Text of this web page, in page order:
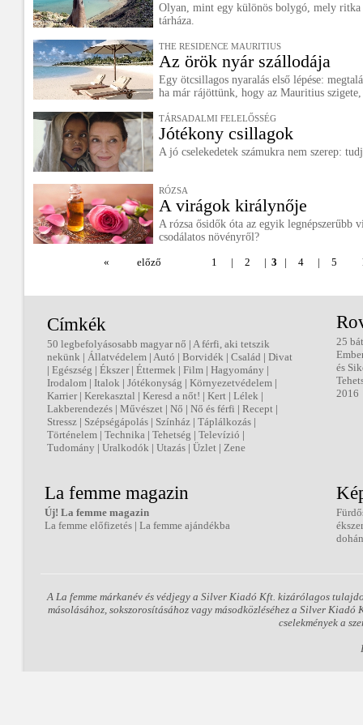
Olyan, mint egy különös bolygó, mely ritka
tárháza.
THE RESIDENCE MAURITIUS
Az örök nyár szállodája
Egy ötcsillagos nyaralás első lépése:
ha már rájöttünk, hogy az Mauritius
TÁRSADALMI FELELŐSSÉG
Jótékony csillagok
A jó cselekedetek számukra nem szerep:
RÓZSA
A virágok királynője
A rózsa ősidők óta az egyik legnépszerűbb
csodálatos növényről?
« előző 1 | 2 | 3 | 4 | 5
Címkék
50 legbefolyásosabb magyar nő | A férfi, aki tetszik
nekünk | Állatvédelem | Autó | Borvidék | Család | Divat
| Egészség | Ékszer| Éttermek | Film | Hagyomány |
Irodalom | Italok | Jótékonyság | Környezetvédelem |
Karrier| Kerekasztal | Keresd a nőt! | Kert | Lélek |
Lakberendezés | Művészet | Nő | Nő és férfi | Recept |
Stressz | Szépségápolás | Színház | Táplálkozás |
Történelem | Technika | Tehetség | Televízió |
Tudomány | Uralkodók | Utazás | Üzlet | Zene
25
és
2016
La femme magazin
Új! La femme magazin
La femme előfizetés | La femme ajándékba
A La femme márkanév és védjegy a Silver Kiadó Kft. kizárólagos
másolásához, sokszorosításához vagy másodközléséhez a Silver
cselekmények a